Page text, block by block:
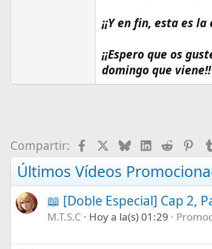
¡¡Y en fin, esta es
¡¡Espero que os
domingo que viene!!
Compartir: FacebookBlueskyLinkedIn
Reddit
Últimos Vídeos
📖 [Doble Especial] Cap 2,
M.T.S.C Hoy a la(s) 01:29